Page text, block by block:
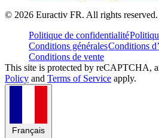
© 2026 Euractiv FR. All rights reserved.
Politique de confidentialité
Conditions généralesConditions
Conditions de vente
This site is protected by reCAPTCHA,
Policy and Terms of Service apply.
Français